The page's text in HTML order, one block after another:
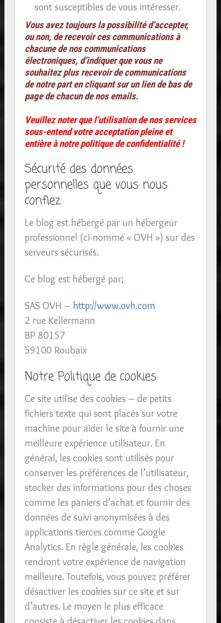
sont susceptibles de vous intéresser.
Vous avez toujours la possibilité d’accepter,
ou non, de recevoir ces communications à
chacune de nos communications
électroniques, d’indiquer que vous ne
souhaitez plus recevoir de communications
de notre part en cliquant sur un lien de bas de
page de chacun de nos emails.
Veuillez noter que l’utilisation de nos services
sous-entend votre acceptation pleine et
entière à notre politique de confidentialité !
Sécurité des données
personnelles que vous nous
confiez
Le blog est hébergé par un hébergeur
professionnel (ci-nommé « OVH ») sur des
serveurs sécurisés.
Ce blog est hébergé par;
SAS OVH – http://www.ovh.com
2 rue Kellermann
BP 80157
59100 Roubaix
Notre Politique de cookies
Ce site utilise des cookies – de petits
fichiers texte qui sont placés sur votre
machine pour aider le site à fournir une
meilleure expérience utilisateur. En
général, les cookies sont utilisés pour
conserver les préférences de l’utilisateur,
stocker des informations pour des choses
comme les paniers d’achat et fournir des
données de suivi anonymisées à des
applications tierces comme Google
Analytics. En règle générale, les cookies
rendront votre expérience de navigation
meilleure. Toutefois, vous pouvez préférer
désactiver les cookies sur ce site et sur
d’autres. Le moyen le plus efficace